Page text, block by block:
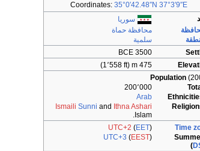
Coordinates: 35°0′42.48″N 37°3′9″E
سوريا
محافظة حماة
سلمية
3500 BCE
475 m (1٬558 ft)
Population
200٬000
Arab
Ismaili Sunni and Ithna Ashari
Islam.
Time
UTC+2 (EET)
•
(
UTC+3 (EEST)